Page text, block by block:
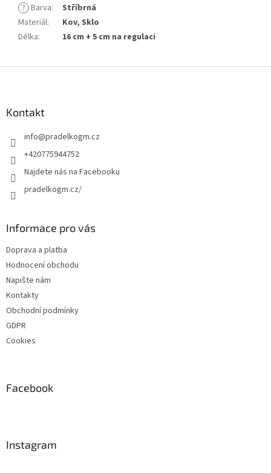
? Barva:
Stříbrná
Materiál:
Kov, Sklo
Délka: 16 cm + 5 cm na regulaci
Kontakt
info@pradelkogm.cz
+420775944752
Najdete nás na Facebooku
pradelkogm.cz/
Informace pro vás
Doprava a platba
Hodnocení obchodu
Napište nám
Kontakty
Obchodní podmínky
GDPR
Cookies
Facebook
Instagram